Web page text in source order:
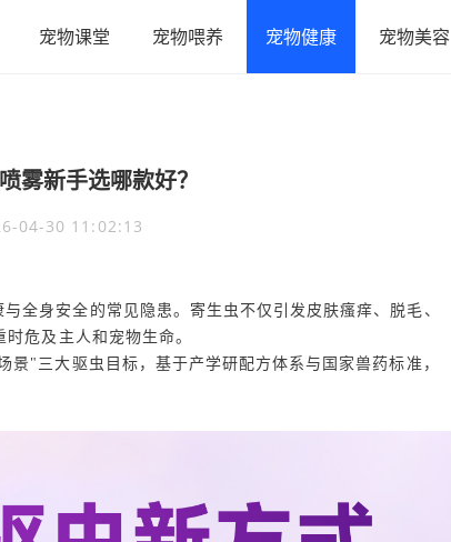
宠物课堂 宠物喂养 宠物健康 宠物美容
雾新手选哪款好？
04-30 11:02:13
身安全的常见隐患。寄生虫不仅引发皮肤瘙痒、脱毛、
危及主人和宠物生命。
"三大驱虫目标，基于产学研配方体系与国家兽药标准，